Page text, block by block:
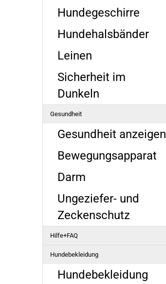
Hundegeschirre
Hundehalsbänder
Leinen
Sicherheit im
Dunkeln
Gesundheit
Gesundheit anzeigen
Bewegungsapparat
Darm
Ungeziefer- und
Zeckenschutz
Hilfe+FAQ
Hundebekleidung
Hundebekleidung